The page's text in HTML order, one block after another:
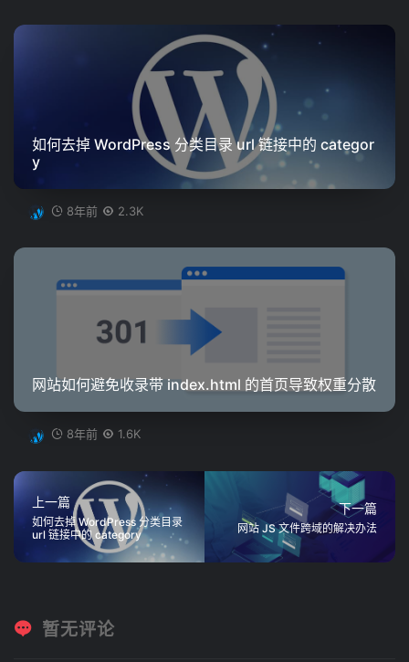
如何去掉 WordPress 分类目录 url 链接中的 categor
y
8年前 2.3K
网站如何避免收录带 index.html 的首页导致权重分散
8年前 1.6K
上一篇
如何去掉 WordPress 分类目录
url 链接中的 category
下一篇
网站 JS 文件跨域的解决办法
暂无评论